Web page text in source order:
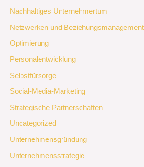
Nachhaltiges Unternehmertum
Netzwerken und Beziehungsmanagement
Optimierung
Personalentwicklung
Selbstfürsorge
Social-Media-Marketing
Strategische Partnerschaften
Uncategorized
Unternehmensgründung
Unternehmensstrategie